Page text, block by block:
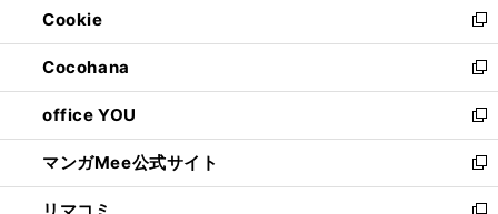
く
で
開
く
ド
ウ
で
開
く
ィ
ン
ド
ウ
で
開
く
Cookie
新
し
い
ウ
ィ
ン
ド
ウ
Cocohana
新
し
い
ウ
ィ
ン
office YOU
新
し
い
ウ
マンガMee公式サイト
新
し